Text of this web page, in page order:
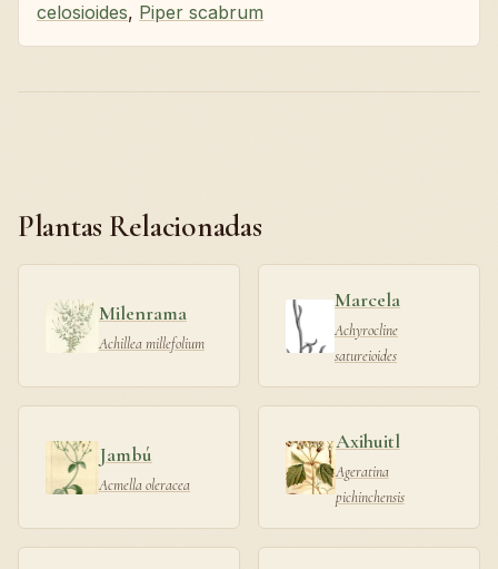
celosioides, Piper scabrum
Plantas Relacionadas
Milenrama
Achillea millefolium
Marcela
Achyrocline
satureioides
Jambú
Acmella oleracea
Axihuitl
Ageratina
pichinchensis